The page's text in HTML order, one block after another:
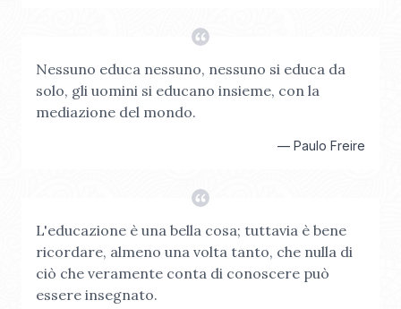
Nessuno educa nessuno, nessuno si educa da
solo, gli uomini si educano insieme, con la
mediazione del mondo.
— Paulo Freire
L'educazione è una bella cosa; tuttavia è bene
ricordare, almeno una volta tanto, che nulla di
ciò che veramente conta di conoscere può
essere insegnato.